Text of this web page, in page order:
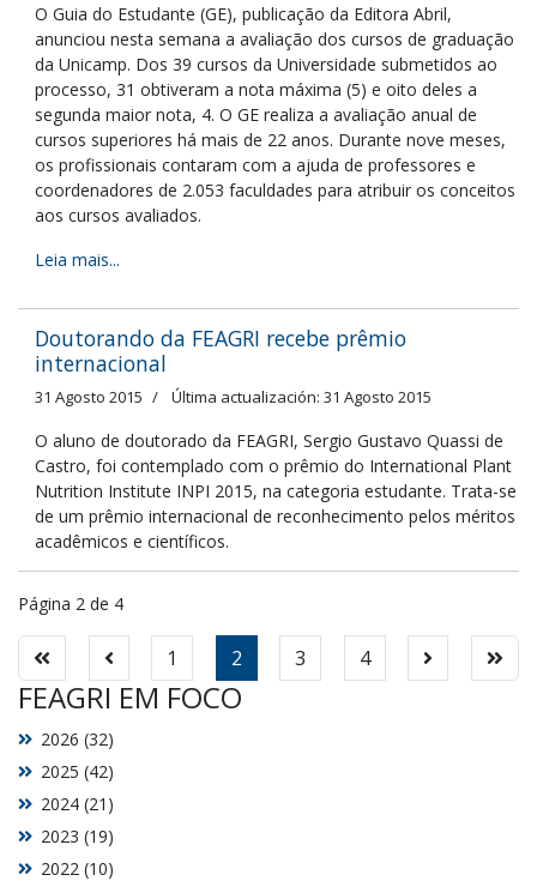
O Guia do Estudante (GE), publicação da Editora Abril,
anunciou nesta semana a avaliação dos cursos de graduação
da Unicamp. Dos 39 cursos da Universidade submetidos ao
processo, 31 obtiveram a nota máxima (5) e oito deles a
segunda maior nota, 4. O GE realiza a avaliação anual de
cursos superiores há mais de 22 anos. Durante nove meses,
os profissionais contaram com a ajuda de professores e
coordenadores de 2.053 faculdades para atribuir os conceitos
aos cursos avaliados.
Leia mais...
Doutorando da FEAGRI recebe prêmio
internacional
31 Agosto 2015 Última actualización: 31 Agosto 2015
O aluno de doutorado da FEAGRI, Sergio Gustavo Quassi de
Castro, foi contemplado com o prêmio do International Plant
Nutrition Institute INPI 2015, na categoria estudante. Trata-se
de um prêmio internacional de reconhecimento pelos méritos
acadêmicos e científicos.
Página 2 de 4
1 2 3 4
FEAGRI EM FOCO
2022 (10)
2023 (19)
2024 (21)
2025 (42)
2026 (32)